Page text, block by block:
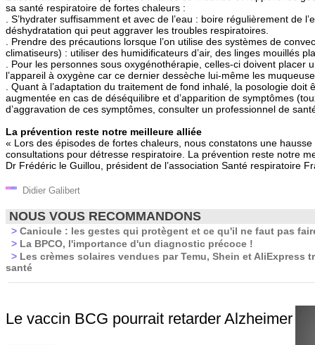
sa santé respiratoire de fortes chaleurs :
. S’hydrater suffisamment et avec de l’eau : boire régulièrement de
déshydratation qui peut aggraver les troubles respiratoires.
. Prendre des précautions lorsque l’on utilise des systèmes de
climatiseurs) : utiliser des humidificateurs d’air, des linges mouillés
. Pour les personnes sous oxygénothérapie, celles-ci doivent placer
l’appareil à oxygène car ce dernier dessèche lui-même les
. Quant à l’adaptation du traitement de fond inhalé, la posologie doit
augmentée en cas de déséquilibre et d’apparition de symptômes
d’aggravation de ces symptômes, consulter un professionnel de
La prévention reste notre meilleure alliée
« Lors des épisodes de fortes chaleurs, nous constatons une
consultations pour détresse respiratoire. La prévention reste notre
Dr Frédéric le Guillou, président de l’association Santé respiratoire
Didier Galibert
NOUS VOUS RECOMMANDONS
> Canicule : les gestes qui protègent et ce qu'il ne faut pas
> La BPCO, l'importance d'un diagnostic précoce !
> Les crèmes solaires vendues par Temu, Shein et AliExpress
santé
Le vaccin BCG pourrait retarder Alzheimer